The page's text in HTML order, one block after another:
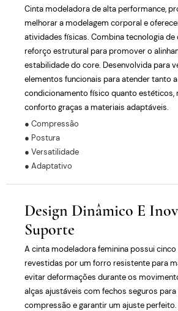
Cinta modeladora de alta performance,
melhorar a modelagem corporal e
atividades físicas. Combina tecnologia
reforço estrutural para promover o
estabilidade do core. Desenvolvida para
elementos funcionais para atender tanto
condicionamento físico quanto estéticos,
conforto graças a materiais adaptáveis.
● Compressão
● Postura
● Versatilidade
● Adaptativo
Design Dinâmico E
Suporte
A cinta modeladora feminina possui
revestidas por um forro resistente para
evitar deformações durante os
alças ajustáveis ​​com fechos seguros
compressão e garantir um ajuste